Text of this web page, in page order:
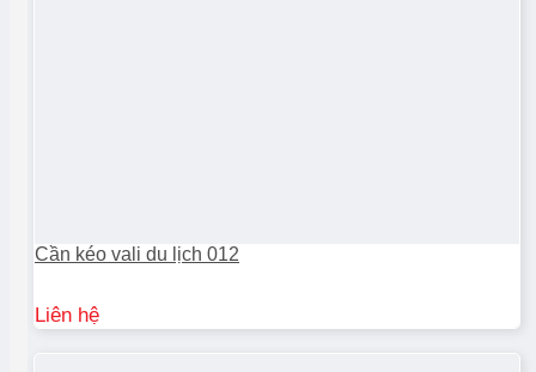
Cần kéo vali du lịch 012
Liên hệ